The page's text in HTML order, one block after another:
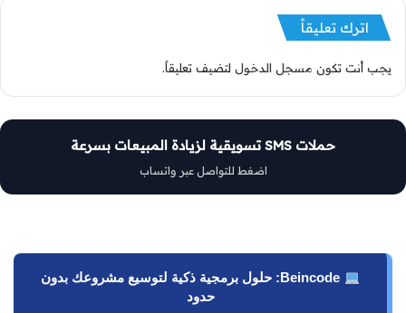
اترك تعليقاً
يجب أنت تكون مسجل الدخول لتضيف تعليقاً.
حملات SMS تسويقية لزيادة المبيعات بسرعة
اضغط للتواصل عبر واتساب
Beincode: حلول برمجية ذكية لتوسيع مشروعك بدون
حدود